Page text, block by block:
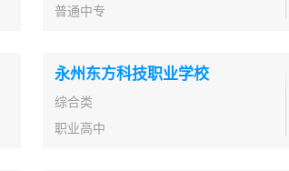
普通中专
永州东方科技职业学校
综合类
职业高中